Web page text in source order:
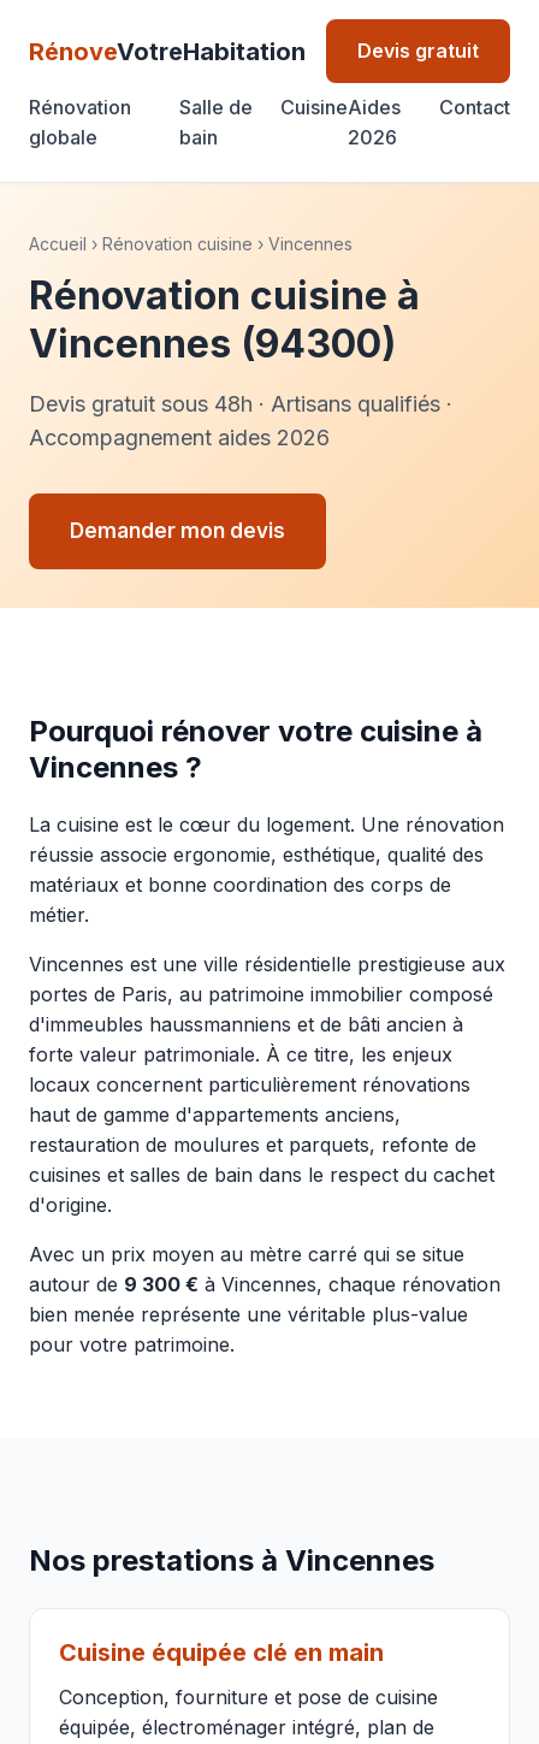
RénoveVotreHabitation
Rénovation
globale
Salle de
bain
CuisineAides
2026
Contact
Devis gratuit
Accueil › Rénovation cuisine › Vincennes
Rénovation cuisine à
Vincennes (94300)
Devis gratuit sous 48h · Artisans qualifiés ·
Accompagnement aides 2026
Demander mon devis
Pourquoi rénover votre cuisine à
Vincennes ?
La cuisine est le cœur du logement. Une rénovation
réussie associe ergonomie, esthétique, qualité des
matériaux et bonne coordination des corps de
métier.
Vincennes est une ville résidentielle prestigieuse aux
portes de Paris, au patrimoine immobilier composé
d'immeubles haussmanniens et de bâti ancien à
forte valeur patrimoniale. À ce titre, les enjeux
locaux concernent particulièrement rénovations
haut de gamme d'appartements anciens,
restauration de moulures et parquets, refonte de
cuisines et salles de bain dans le respect du cachet
d'origine.
Avec un prix moyen au mètre carré qui se situe
autour de 9 300 € à Vincennes, chaque rénovation
bien menée représente une véritable plus-value
pour votre patrimoine.
Nos prestations à Vincennes
Cuisine équipée clé en main
Conception, fourniture et pose de cuisine
équipée, électroménager intégré, plan de